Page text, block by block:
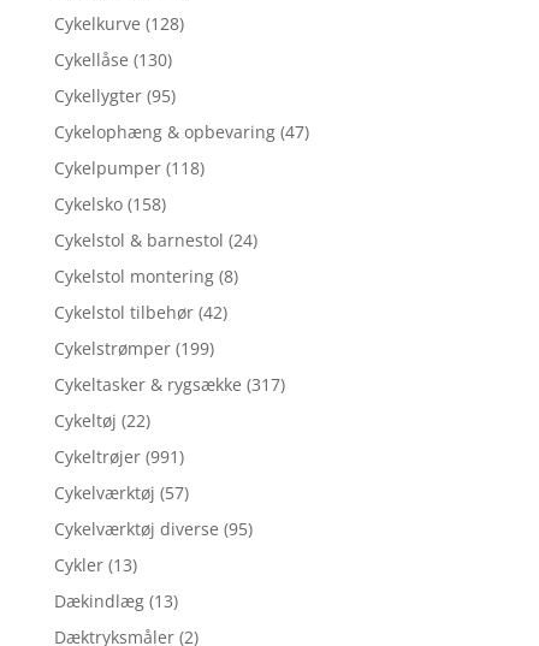
Cykelkurve (128)
Cykellåse (130)
Cykellygter (95)
Cykelophæng & opbevaring (47)
Cykelpumper (118)
Cykelsko (158)
Cykelstol & barnestol (24)
Cykelstol montering (8)
Cykelstol tilbehør (42)
Cykelstrømper (199)
Cykeltasker & rygsække (317)
Cykeltøj (22)
Cykeltrøjer (991)
Cykelværktøj (57)
Cykelværktøj diverse (95)
Cykler (13)
Dækindlæg (13)
Dæktryksmåler (2)